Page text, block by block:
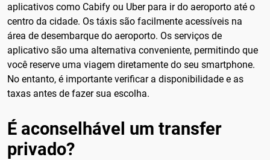
aplicativos como Cabify ou Uber para ir do aeroporto até o
centro da cidade. Os táxis são facilmente acessíveis na
área de desembarque do aeroporto. Os serviços de
aplicativo são uma alternativa conveniente, permitindo que
você reserve uma viagem diretamente do seu smartphone.
No entanto, é importante verificar a disponibilidade e as
taxas antes de fazer sua escolha.
É aconselhável um transfer
privado?